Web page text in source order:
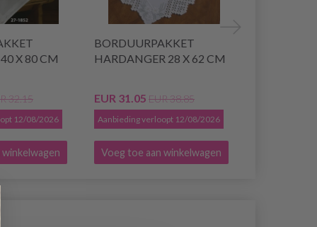
X 80 CM
32.15
12/08/2026
BORDUURPAKKET
HARDANGER 28 X 62 CM
EUR 31.05 EUR 38.85
Aanbieding verloopt 12/08/2026
Voeg toe aan winkelwagen